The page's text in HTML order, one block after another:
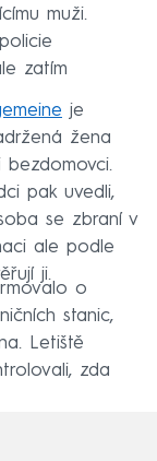
muži.
zatím
je
žena
bezdomovci.
pak uvedli,
se zbraní v
ale podle
ji.
o
stanic,
Letiště
zda